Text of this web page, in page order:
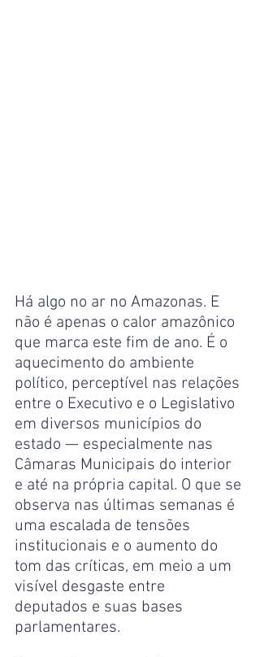
Há algo no ar no Amazonas. E
não é apenas o calor amazônico
que marca este fim de ano. É o
aquecimento do ambiente
político, perceptível nas relações
entre o Executivo e o Legislativo
em diversos municípios do
estado — especialmente nas
Câmaras Municipais do interior
e até na própria capital. O que se
observa nas últimas semanas é
uma escalada de tensões
institucionais e o aumento do
tom das críticas, em meio a um
visível desgaste entre
deputados e suas bases
parlamentares.